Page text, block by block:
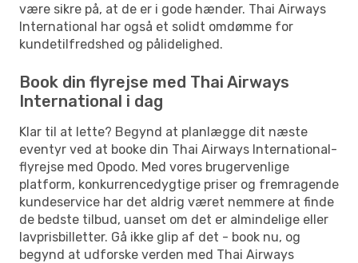
være sikre på, at de er i gode hænder. Thai Airways
International har også et solidt omdømme for
kundetilfredshed og pålidelighed.
Book din flyrejse med Thai Airways
International i dag
Klar til at lette? Begynd at planlægge dit næste
eventyr ved at booke din Thai Airways International-
flyrejse med Opodo. Med vores brugervenlige
platform, konkurrencedygtige priser og fremragende
kundeservice har det aldrig været nemmere at finde
de bedste tilbud, uanset om det er almindelige eller
lavprisbilletter. Gå ikke glip af det - book nu, og
begynd at udforske verden med Thai Airways